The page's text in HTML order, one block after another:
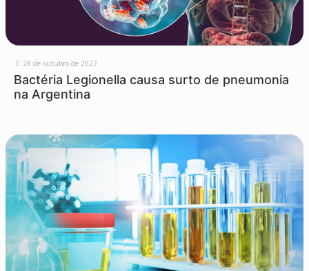
28 de outubro de 2022
Bactéria Legionella causa surto de pneumonia
na Argentina